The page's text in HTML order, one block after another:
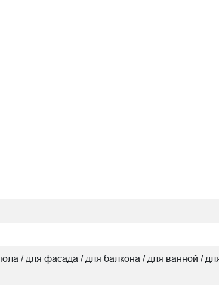
/ для фасада / для балкона / для ванной /